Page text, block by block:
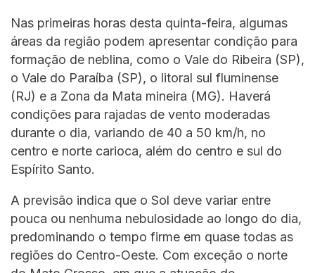
Nas primeiras horas desta quinta-feira, algumas
áreas da região podem apresentar condição para
formação de neblina, como o Vale do Ribeira (SP),
o Vale do Paraíba (SP), o litoral sul fluminense
(RJ) e a Zona da Mata mineira (MG). Haverá
condições para rajadas de vento moderadas
durante o dia, variando de 40 a 50 km/h, no
centro e norte carioca, além do centro e sul do
Espírito Santo.
A previsão indica que o Sol deve variar entre
pouca ou nenhuma nebulosidade ao longo do dia,
predominando o tempo firme em quase todas as
regiões do Centro-Oeste. Com exceção o norte